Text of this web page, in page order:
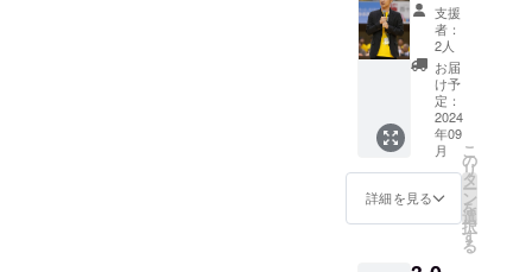
交換
は、対
応いた
しかね
ますの
で、何
卒ご了
承くだ
さい。
ませ
ん。 ※
ご支援
確定後
の返
金・
キャン
セル・
交換
は、対
応いた
感謝の
気持ち
を込め
て、株
式会社
代表取
締役の
生岡直
人から
お礼
メッ
セージ
支援
者：
2人
お届
け予
定：
2024
年09
月
詳細を見る
こ
の
リ
タ
ー
ン
を
選
択
す
る